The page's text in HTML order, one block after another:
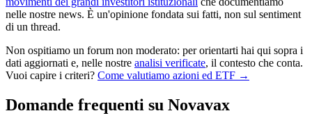
nelle nostre news. È un'opinione fondata sui fatti, non sul sentiment
di un thread.
Non ospitiamo un forum non moderato: per orientarti hai qui sopra i
dati aggiornati e, nelle nostre analisi verificate, il contesto che conta.
Vuoi capire i criteri? Come valutiamo azioni ed ETF →
Domande frequenti su Novavax